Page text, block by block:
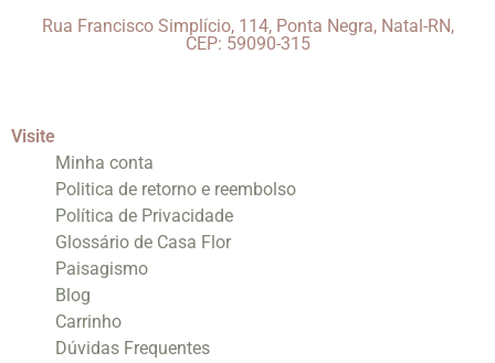
Rua Francisco Simplício, 114, Ponta Negra, Natal-RN,
CEP: 59090-315
Visite
Minha conta
Politica de retorno e reembolso
Política de Privacidade
Glossário de Casa Flor
Paisagismo
Blog
Carrinho
Dúvidas Frequentes